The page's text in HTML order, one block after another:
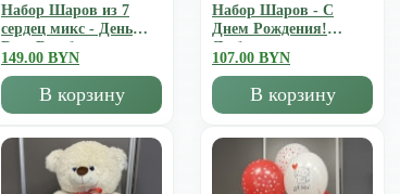
Набор Шаров из 7
сердец микс - День
Всех Влюбленных
149.00 BYN
В корзину
Набор Шаров - С
Днем Рождения!
Люблю
107.00 BYN
В корзину